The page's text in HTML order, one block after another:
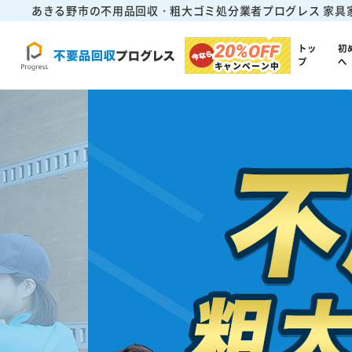
あきる野市の不用品回収・粗大ゴミ処分業者プログレス 家具
20%OFF
キャンペーン中
トッ
プ
初
へ